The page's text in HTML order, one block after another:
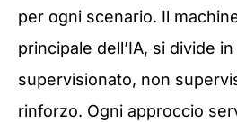
per ogni scenario. Il
principale dell’IA, si divide
supervisionato, non
rinforzo. Ogni approccio